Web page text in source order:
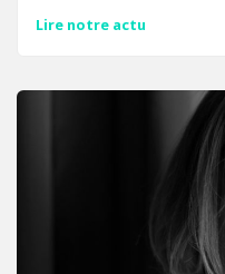
Lire notre actu